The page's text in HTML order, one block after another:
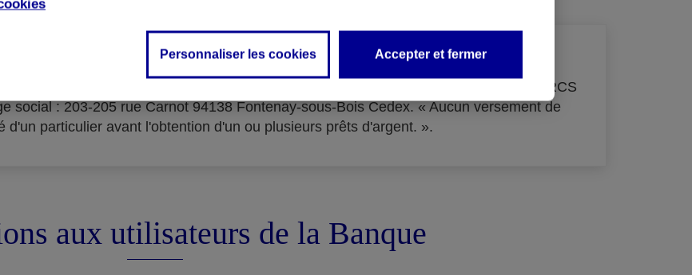
: AXA Banque Financement – SA au capital de 33 855 000 € - immatriculée au RCS
social : 203-205 rue Carnot 94138 Fontenay-sous-Bois Cedex. « Aucun versement de
particulier avant l'obtention d'un ou plusieurs prêts d'argent. ».
aux utilisateurs de la Banque
Personnaliser les cookies Accepter et fermer